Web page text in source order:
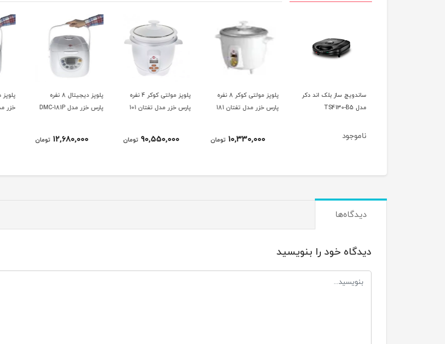
پلوپز مولتی کوکر 8 نفره
پارس خزر مدل تفتان 181
10,330,000
پلوپز مولتی کوکر 4 نفره
پارس خزر مدل تفتان 101
90,550,000 تومان
پلوپز ديجيتال 8 نفره
پارس خزر مدل DMC-181P
12,680,000 تومان
پلوپز ديجيتال 4 نفره پارس
خزر مدل DMC-101P
11,500,000 تومان
مدل
دیدگاه‌ها
دیدگاه خود را بنویسید